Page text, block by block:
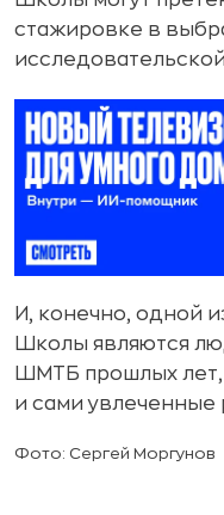
стажировке в
И, конечно, одной
Школы являются
ШМТБ прошлых лет,
и сами увлеченные
Фото: Сергей Моргунов